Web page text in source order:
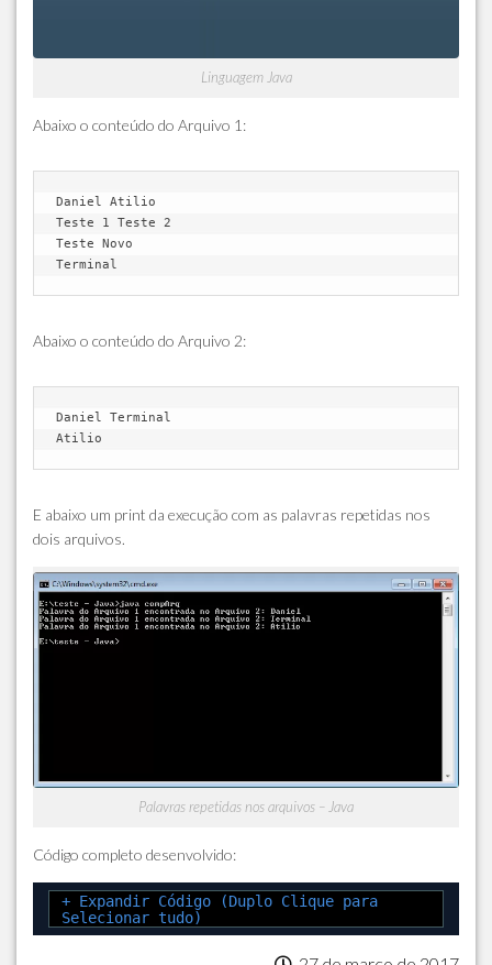
Linguagem Java
Abaixo o conteúdo do Arquivo 1:
Daniel Atilio
Teste 1 Teste 2
Teste Novo
Abaixo o conteúdo do Arquivo 2:
Daniel Terminal
E abaixo um print da execução com as palavras repetidas nos
dois arquivos.
Palavras repetidas nos arquivos – Java
Código completo desenvolvido:
+ Expandir Código (Duplo Clique para
Selecionar tudo)